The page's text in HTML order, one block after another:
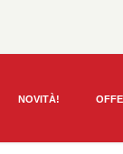
NOVITÀ!